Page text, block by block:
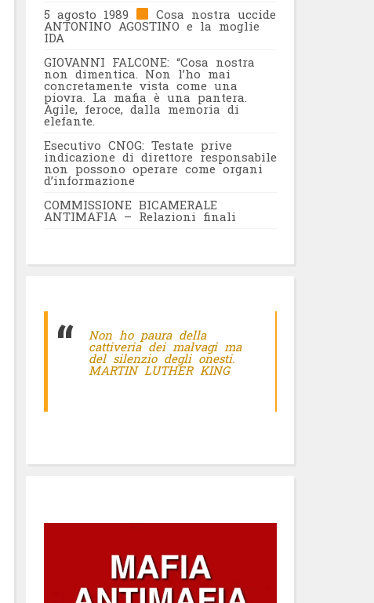
5 agosto 1989
Cosa nostra uccide
ANTONINO AGOSTINO e la moglie
IDA
GIOVANNI FALCONE: “Cosa nostra
non dimentica. Non l’ho mai
concretamente vista come una
piovra. La mafia è una pantera.
Agile, feroce, dalla memoria di
elefante.
Esecutivo CNOG: Testate prive
indicazione di direttore responsabile
non possono operare come organi
d’informazione
COMMISSIONE BICAMERALE
ANTIMAFIA – Relazioni finali
Non ho paura della
cattiveria dei malvagi ma
del silenzio degli onesti.
MARTIN LUTHER KING